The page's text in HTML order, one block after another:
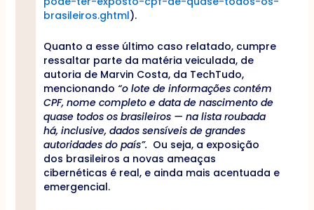
brasileiros.ghtml).
Quanto a esse último caso relatado, cumpre
ressaltar parte da matéria veiculada, de
autoria de Marvin Costa, da TechTudo,
mencionando “o lote de informações contém
CPF, nome completo e data de nascimento de
quase todos os brasileiros — na lista roubada
há, inclusive, dados sensíveis de grandes
autoridades do país”. Ou seja, a exposição
dos brasileiros a novas ameaças
cibernéticas é real, e ainda mais acentuada e
emergencial.